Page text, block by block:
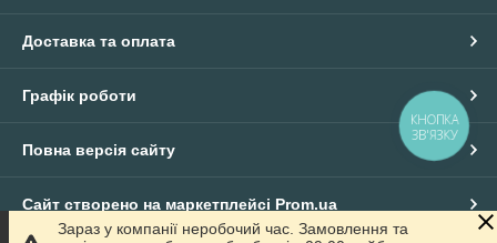
Доставка та оплата
Графік роботи
Повна версія сайту
Сайт створено на маркетплейсі Prom.ua
Зараз у компанії неробочий час. Замовлення та
КНОПКА
ЗВ'ЯЗКУ